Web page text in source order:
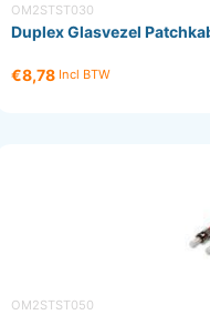
OM2STST030
Duplex Glasvezel
€8,78 Incl BTW
OM2STST050